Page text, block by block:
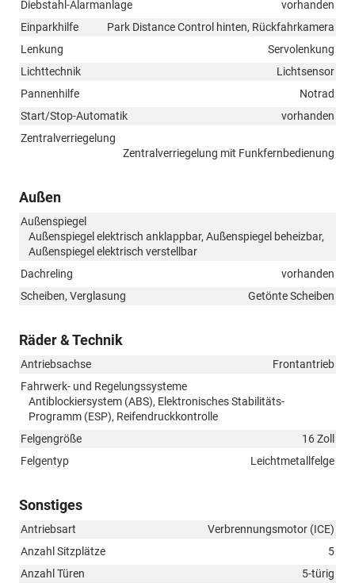
Diebstahl-Alarmanlage
vorhanden
Einparkhilfe
Park Distance Control hinten, Rückfahrkamera
Lenkung
Servolenkung
Lichttechnik
Lichtsensor
Pannenhilfe
Notrad
Start/Stop-Automatik
vorhanden
Zentralverriegelung
Zentralverriegelung mit Funkfernbedienung
Außen
Außenspiegel
Außenspiegel elektrisch anklappbar, Außenspiegel beheizbar,
Außenspiegel elektrisch verstellbar
Dachreling
vorhanden
Scheiben, Verglasung
Getönte Scheiben
Räder & Technik
Antriebsachse
Frontantrieb
Fahrwerk- und Regelungssysteme
Antiblockiersystem (ABS), Elektronisches Stabilitäts-
Programm (ESP), Reifendruckkontrolle
Felgengröße
16 Zoll
Felgentyp
Leichtmetallfelge
Sonstiges
Antriebsart
Verbrennungsmotor (ICE)
Anzahl Sitzplätze
5
Anzahl Türen
5-türig